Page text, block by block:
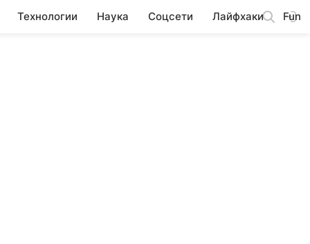
Технологии Наука Соцсети Лайфхаки Fun